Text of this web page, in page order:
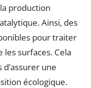
production
Ainsi, des
pour traiter
les surfaces. Cela
une
écologique.